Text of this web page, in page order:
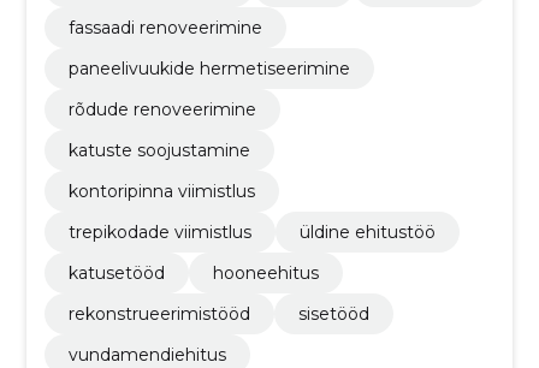
fassaadi renoveerimine
paneelivuukide hermetiseerimine
rõdude renoveerimine
katuste soojustamine
kontoripinna viimistlus
trepikodade viimistlus
üldine ehitustöö
katusetööd
hooneehitus
rekonstrueerimistööd
sisetööd
vundamendiehitus